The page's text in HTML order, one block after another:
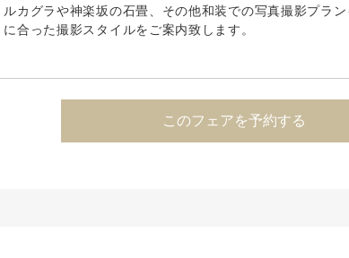
ルカグラや神楽坂の石畳、その他和装での写真撮影プラン
に合った撮影スタイルをご案内致します。
このフェアを予約する